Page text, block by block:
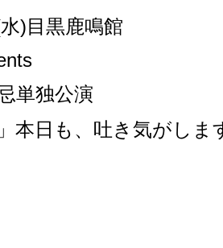
)目黒鹿鳴館
単独公演
本日も、吐き気がしま